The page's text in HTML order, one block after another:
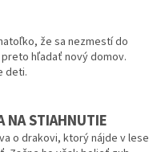
že sa nezmestí do
hľadať nový domov.
deti.
STIAHNUTIE
o drakovi, ktorý nájde v lese